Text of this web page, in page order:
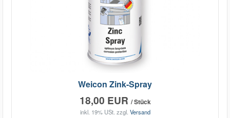
Weicon Zink-Spray
18,00 EUR / Stück
inkl. 19% USt. zzgl. Versand